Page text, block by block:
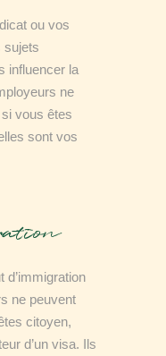
ou vos
sujets
influencer la
ne
vous êtes
sont vos
d’immigration
ne peuvent
citoyen,
d’un visa. Ils